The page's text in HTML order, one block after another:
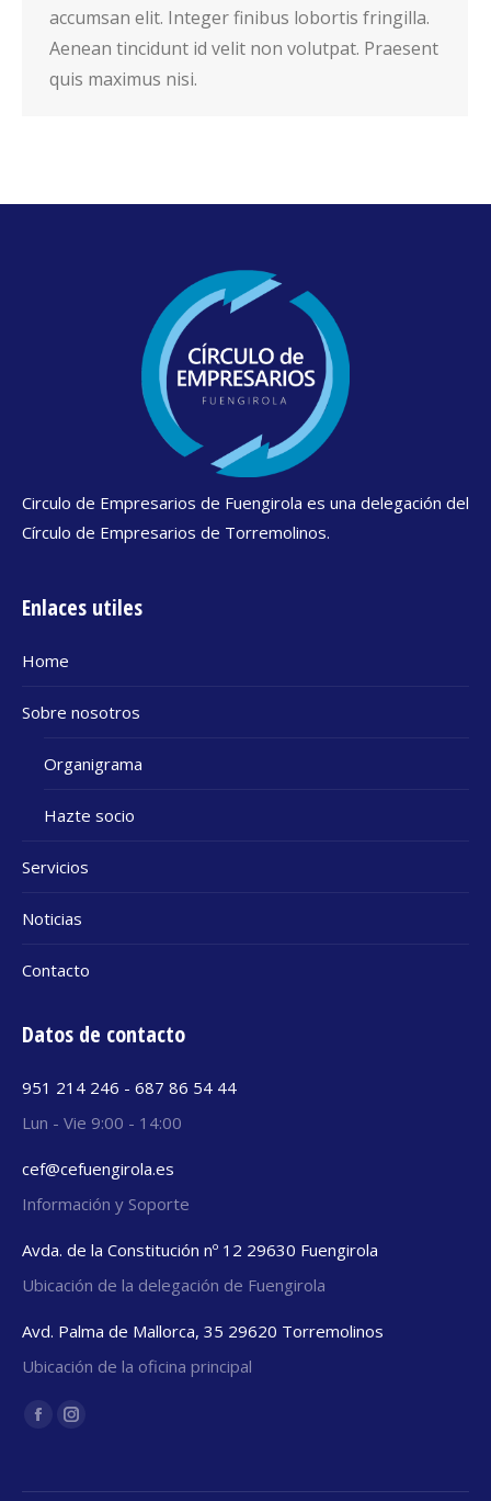
accumsan elit. Integer finibus lobortis fringilla.
Aenean tincidunt id velit non volutpat. Praesent
quis maximus nisi.
Circulo de Empresarios de Fuengirola es una delegación del
Círculo de Empresarios de Torremolinos.
Enlaces utiles
Home
Sobre nosotros
Organigrama
Hazte socio
Servicios
Noticias
Contacto
Datos de contacto
951 214 246 - 687 86 54 44
Lun - Vie 9:00 - 14:00
cef@cefuengirola.es
Información y Soporte
Avda. de la Constitución nº 12 29630 Fuengirola
Ubicación de la delegación de Fuengirola
Avd. Palma de Mallorca, 35 29620 Torremolinos
Ubicación de la oficina principal
Encuéntranos en:
FacebookInstagram